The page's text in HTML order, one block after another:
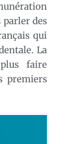
parler des
qui
La
faire
premiers